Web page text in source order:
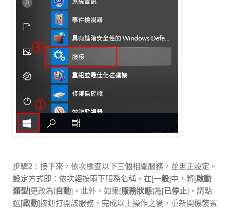
步驟2：接下來，依次檢查以下三個相關服務，並更正設定。
設定方式即：依次輕按兩下服務名稱，在[一般]中，將[啟動
類型]更改為[自動]。此外，如果[服務狀態]為[已停止]，請點
選[啟動]按鈕打開該服務。完成以上操作之後，重新開機裝置